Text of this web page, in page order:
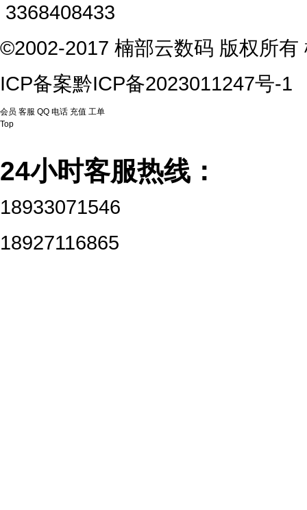
3368408433
©2002-2017 楠部云数码 版权所有
ICP备案黔ICP备2023011247号-1
会员 客服 QQ 电话 充值 工单
Top
24小时客服热线：
18933071546
18927116865